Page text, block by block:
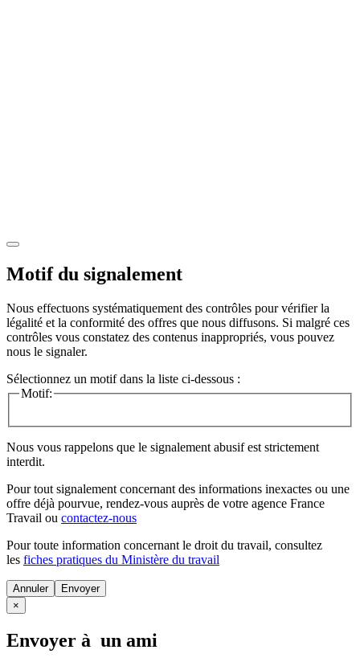
Motif du signalement
Nous effectuons systématiquement des contrôles pour vérifier la
légalité et la conformité des offres que nous diffusons. Si malgré ces
contrôles vous constatez des contenus inappropriés, vous pouvez
nous le signaler.
Sélectionnez un motif dans la liste ci-dessous :
Motif:
Nous vous rappelons que le signalement abusif est strictement
interdit.
Pour tout signalement concernant des informations inexactes ou une
offre déjà pourvue, rendez-vous auprès de votre agence France
Travail ou contactez-nous
Pour toute information concernant le droit du travail, consultez
les fiches pratiques du Ministère du travail
Annuler
×
Envoyer à un ami